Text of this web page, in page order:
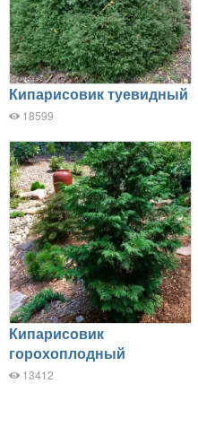
Кипарисовик туевидный
18599
Кипарисовик
горохоплодный
13412